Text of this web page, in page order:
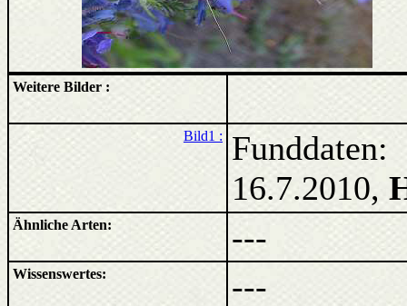
Weitere Bilder :
Bild1 :
Funddaten:
16.7.2010,
Ähnliche Arten: ---
Wissenswertes: ---